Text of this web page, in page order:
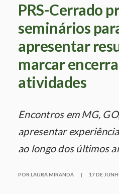
PRS-Cerrado
seminários
apresentar
marcar
atividades
Encontros em MG,
apresentar
ao longo dos últimos
POR LAURA MIRANDA | 17 DE